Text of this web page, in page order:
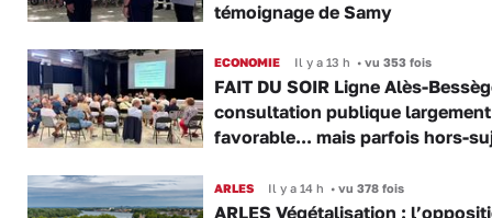
témoignage de Samy
ECONOMIE Il y a 13 h •vu 353 fois
FAIT DU SOIR Ligne Alès-
consultation publique largement
favorable... mais parfois hors-
ARLES Il y a 14 h •vu 378 fois
ARLES Végétalisation :